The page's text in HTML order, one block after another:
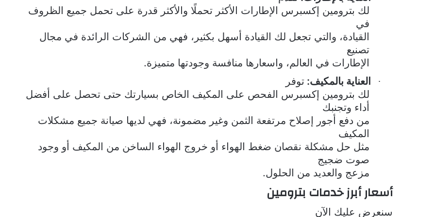
لك بترومين إكسبرس الإطارات الأكثر تحملًا والأكثر قدرة على تحمل جميع الظروف
في
القيادة، والتي تجعل لك القيادة أسهل بكثير، فهي من الشركات الرائدة في مجال
تصنيع
الإطارات في العالم، واسعارها منافسة وجودتها متميزة.
· العناية بالمكيف: توفر
لك بترومين إكسبرس الفحص على المكيف الخاص بسيارتك حتى تحصل على أفضل
أداء وتجنبك
من دفع أجور إصلاح مرتفعة الثمن وغير مضمونة، فهي لديها صيانة جميع مشكلات
المكيف
مثل حل مشكلة نقصان ضغط الهواء أو خروج الهواء الساخن من المكيف أو وجود
صوت ضجيج
مزعج والعديد من الحلول.
أسعارأبرز خدمات بترومين
سنعرض عليك الآن